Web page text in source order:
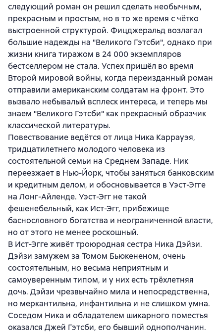
следующий роман он решил сделать необычным,
прекрасным и простым, но в то же время с чётко
выстроенной структурой. Фицджеральд возлагал
большие надежды на "Великого Гэтсби", однако при
жизни книга тиражом в 24 000 экземпляров
бестселлером не стала. Успех пришёл во время
Второй мировой войны, когда переизданный роман
отправили американским солдатам на фронт. Это
вызвало небывалый всплеск интереса, и теперь мы
знаем "Великого Гэтсби" как прекрасный образчик
классической литературы.
Повествование ведётся от лица Ника Каррауэя,
тридцатилетнего молодого человека из
состоятельной семьи на Среднем Западе. Ник
переезжает в Нью-Йорк, чтобы заняться банковским
и кредитным делом, и обосновывается в Уэст-Эгге
на Лонг-Айленде. Уэст-Эгг не такой
фешенебельный, как Ист-Эгг, прибежище
баснословного богатства и неограниченной власти,
но от этого не менее роскошный.
В Ист-Эгге живёт троюродная сестра Ника Дэйзи.
Дэйзи замужем за Томом Бьюкененом, очень
состоятельным, но весьма неприятным и
самоуверенным типом, и у них есть трёхлетняя
дочь. Дэйзи чрезвычайно мила и непосредственна,
но меркантильна, инфантильна и не слишком умна.
Соседом Ника и обладателем шикарного поместья
оказался Джей Гэтсби, его бывший однополчанин.